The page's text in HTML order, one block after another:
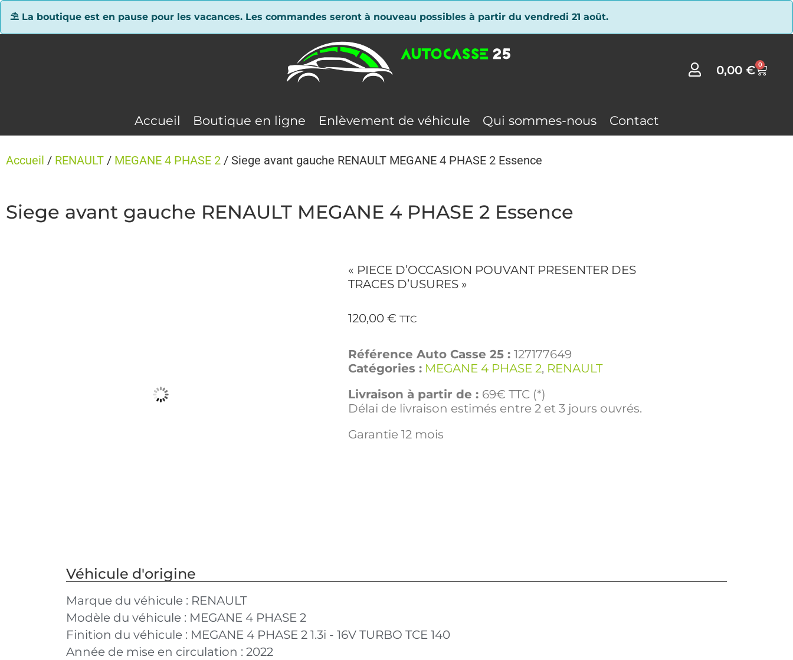
⛱ La boutique est en pause pour les vacances. Les commandes seront à nouveau possibles à partir du vendredi 21 août.
0,00€ 0
Accueil Boutique en ligne Enlèvement de véhicule Qui sommes-nous Contact
Accueil / RENAULT / MEGANE 4 PHASE 2 / Siege avant gauche RENAULT MEGANE 4 PHASE 2 Essence
Siege avant gauche RENAULT MEGANE 4 PHASE 2 Essence
« PIECE D’OCCASION POUVANT PRESENTER DES
TRACES D’USURES »
120,00 € TTC
Référence Auto Casse 25 : 127177649
Catégories : MEGANE 4 PHASE 2, RENAULT
Livraison à partir de : 69€ TTC (*)
Délai de livraison estimés entre 2 et 3 jours ouvrés.
Garantie 12 mois
Véhicule d'origine
Marque du véhicule : RENAULT
Modèle du véhicule : MEGANE 4 PHASE 2
Finition du véhicule : MEGANE 4 PHASE 2 1.3i - 16V TURBO TCE 140
Année de mise en circulation : 2022
Panneau de gestion des cookies